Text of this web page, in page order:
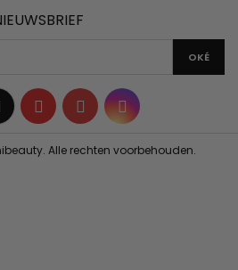
TwitterYouTubePinterestInstagram
Alle rechten voorbehouden.